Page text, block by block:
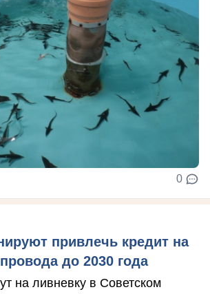
0
привлечь кредит на
до 2030 года
на ливневку в Советском